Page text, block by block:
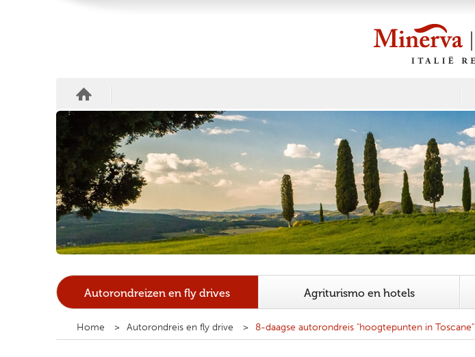
Autorondreizen en fly drives Agriturismo en hotels
Home Autorondreis en fly drive 8-daagse autorondreis "hoogtepunten in Toscane"